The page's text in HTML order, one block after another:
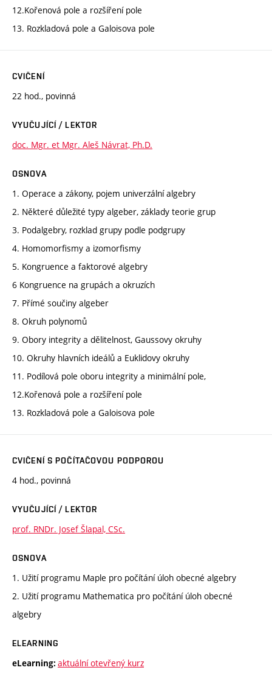
12.Kořenová pole a rozšíření pole
13. Rozkladová pole a Galoisova pole
CVIČENÍ
22 hod., povinná
VYUČUJÍCÍ / LEKTOR
doc. Mgr. et Mgr. Aleš Návrat, Ph.D.
OSNOVA
1. Operace a zákony, pojem univerzální algebry
2. Některé důležité typy algeber, základy teorie grup
3. Podalgebry, rozklad grupy podle podgrupy
4. Homomorfismy a izomorfismy
5. Kongruence a faktorové algebry
6 Kongruence na grupách a okruzích
7. Přímé součiny algeber
8. Okruh polynomů
9. Obory integrity a dělitelnost, Gaussovy okruhy
10. Okruhy hlavních ideálů a Euklidovy okruhy
11. Podílová pole oboru integrity a minimální pole,
12.Kořenová pole a rozšíření pole
13. Rozkladová pole a Galoisova pole
CVIČENÍ S POČÍTAČOVOU PODPOROU
4 hod., povinná
VYUČUJÍCÍ / LEKTOR
prof. RNDr. Josef Šlapal, CSc.
OSNOVA
1. Užití programu Maple pro počítání úloh obecné algebry
2. Užití programu Mathematica pro počítání úloh obecné
algebry
ELEARNING
eLearning: aktuální otevřený kurz